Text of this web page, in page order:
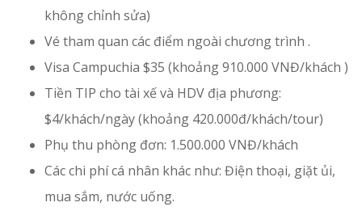
không chỉnh sửa)
Vé tham quan các điểm ngoài chương trình .
Visa Campuchia $35 (khoảng 910.000 VNĐ/khách )
Tiền TIP cho tài xế và HDV địa phương:
$4/khách/ngày (khoảng 420.000đ/khách/tour)
Phụ thu phòng đơn: 1.500.000 VNĐ/khách
Các chi phí cá nhân khác như: Điện thoại, giặt ủi,
mua sắm, nước uống.